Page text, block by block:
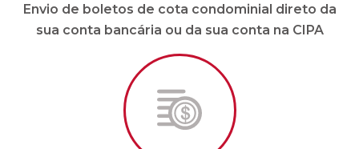
Envio de boletos de cota condominial direto da
sua conta bancária ou da sua conta na CIPA